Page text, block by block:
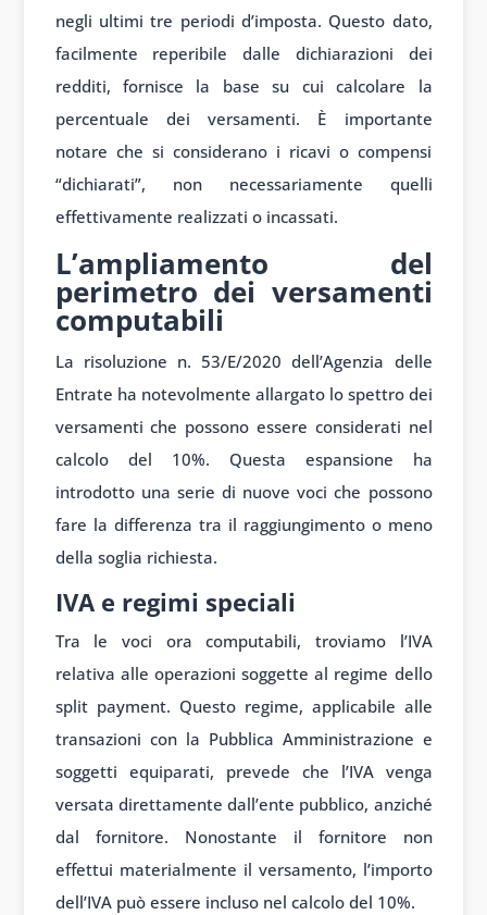
negli ultimi tre periodi d’imposta. Questo dato,
facilmente reperibile dalle dichiarazioni dei
redditi, fornisce la base su cui calcolare la
percentuale dei versamenti. È importante
notare che si considerano i ricavi o compensi
“dichiarati”, non necessariamente quelli
effettivamente realizzati o incassati.
L’ampliamento del
perimetro dei versamenti
computabili
La risoluzione n. 53/E/2020 dell’Agenzia delle
Entrate ha notevolmente allargato lo spettro dei
versamenti che possono essere considerati nel
calcolo del 10%. Questa espansione ha
introdotto una serie di nuove voci che possono
fare la differenza tra il raggiungimento o meno
della soglia richiesta.
IVA e regimi speciali
Tra le voci ora computabili, troviamo l’IVA
relativa alle operazioni soggette al regime dello
split payment. Questo regime, applicabile alle
transazioni con la Pubblica Amministrazione e
soggetti equiparati, prevede che l’IVA venga
versata direttamente dall’ente pubblico, anziché
dal fornitore. Nonostante il fornitore non
effettui materialmente il versamento, l’importo
dell’IVA può essere incluso nel calcolo del 10%.